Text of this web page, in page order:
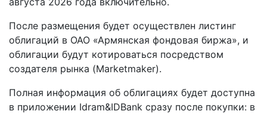
После размещения будет осуществлен листинг
облигаций в ОАО «Армянская фондовая биржа», и
облигации будут котироваться посредством
создателя рынка (Marketmaker).
Полная информация об облигациях будет доступна
в приложении Idram&IDBank сразу после покупки: в